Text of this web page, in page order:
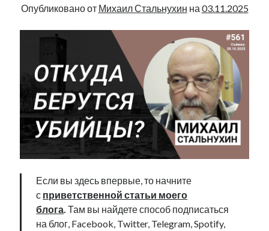
Опубликовано от Михаил Стальнухин на 03.11.2025
Если вы здесь впервые, то начните
с приветственной статьи моего
блога Там вы найдете способ подписаться
на блог, Facebook, Twitter, Telegram, Spotify,